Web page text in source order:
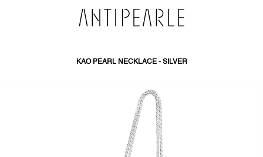
KAO PEARL NECKLACE - SILVER